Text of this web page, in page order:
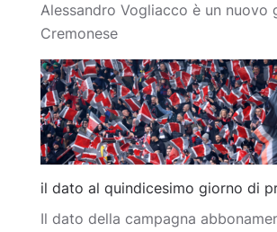
Alessandro Vogliacco è un nuovo
Cremonese
il dato al quindicesimo giorno di
Il dato della campagna